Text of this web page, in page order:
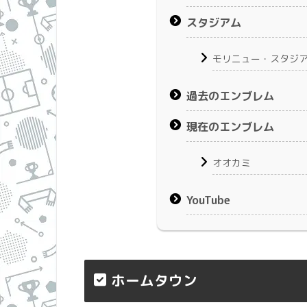
スタジアム
モリニュー・スタジ
過去のエンブレム
現在のエンブレム
オオカミ
YouTube
ホームタウン